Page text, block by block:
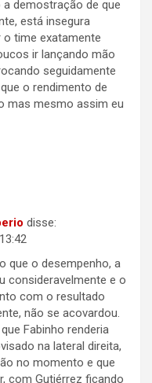
demostração de que
está insegura
o time exatamente
ir lançando mão
seguidamente
o rendimento de
mas mesmo assim eu
disse:
que o desempenho, a
consideravelmente e o
com o resultado
não se acovardou.
Fabinho renderia
na lateral direita,
no momento e que
com Gutiérrez ficando